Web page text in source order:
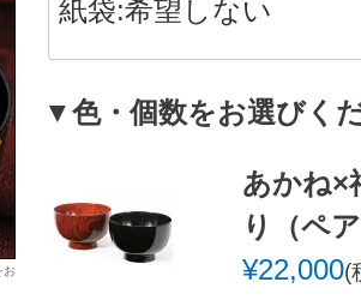
お
須
▼色・個数をお選びく
あかね×
り（ペ
¥22,000